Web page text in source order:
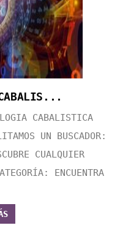
CABALIS...
CABALISTICA
UN BUSCADOR:
CUALQUIER
ENCUENTRA